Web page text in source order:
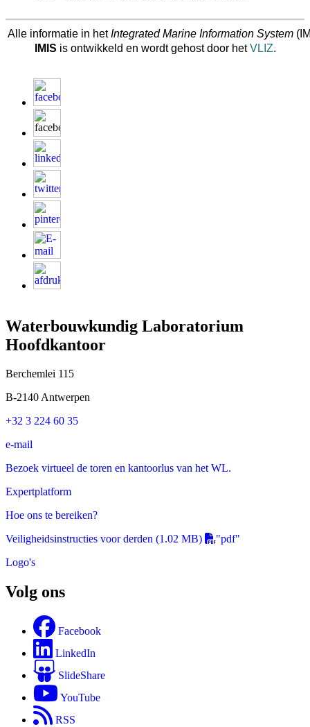
Alle informatie in hetIntegrated Marine Information System
IMIS is ontwikkeld en wordt gehost door hetVLIZ.
Waterbouwkundig Laboratorium
Hoofdkantoor
Berchemlei 115
B-2140 Antwerpen
+32 3 224 60 35
e-mail
Bezoek virtueel de toren en kantoorlus van het WL.
Expertplatform
Hoe ons te bereiken?
Veiligheidsinstructies voor derden (1.02 MB)
"pdf"
Logo's
Volg ons
Facebook
LinkedIn
SlideShare
YouTube
RSS